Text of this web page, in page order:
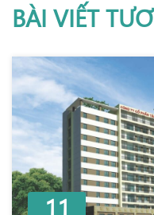
BÀI VIẾT
11